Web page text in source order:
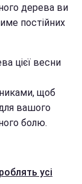
дерева ви
постійних
цієї весни
щоб
вашого
болю.
усі